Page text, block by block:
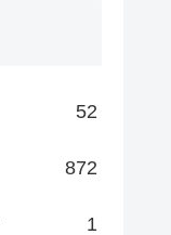
52
872
1